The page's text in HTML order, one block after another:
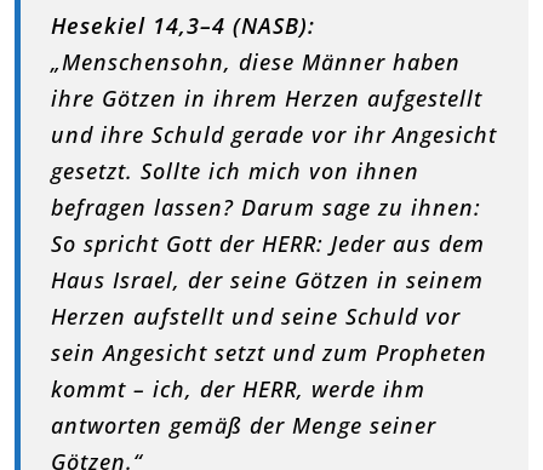
Hesekiel 14,3–4 (NASB):
„Menschensohn, diese Männer haben
ihre Götzen in ihrem Herzen aufgestellt
und ihre Schuld gerade vor ihr Angesicht
gesetzt. Sollte ich mich von ihnen
befragen lassen? Darum sage zu ihnen:
So spricht Gott der HERR: Jeder aus dem
Haus Israel, der seine Götzen in seinem
Herzen aufstellt und seine Schuld vor
sein Angesicht setzt und zum Propheten
kommt – ich, der HERR, werde ihm
antworten gemäß der Menge seiner
Götzen.“